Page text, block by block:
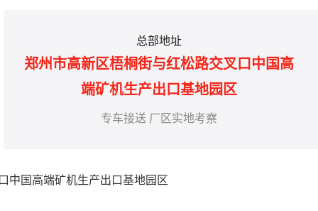
总部地址
郑州市高新区梧桐街与红松路交叉口中国高
端矿机生产出口基地园区
专车接送 厂区实地考察
中国高端矿机生产出口基地园区